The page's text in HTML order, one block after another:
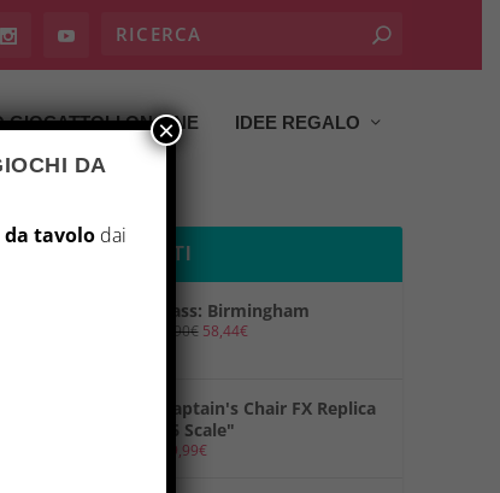
GIOCATTOLI ON LINE IDEE REGALO
PRODOTTI
Brass: Birmingham
69,90€ 58,44€
"Captain's Chair FX Replica
1/6 Scale"
149,99€
DA
tavolodai
×